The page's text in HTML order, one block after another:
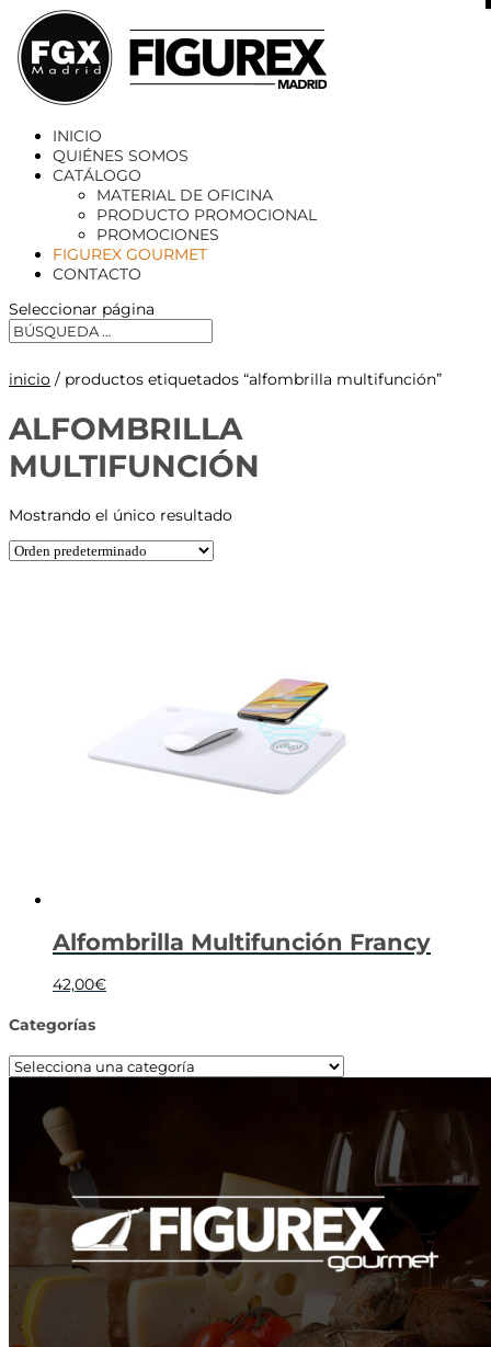
INICIO
QUIÉNES SOMOS
CATÁLOGO
MATERIAL DE OFICINA
PRODUCTO PROMOCIONAL
PROMOCIONES
FIGUREX GOURMET
CONTACTO
Seleccionar página
inicio / productos etiquetados “alfombrilla multifunción”
ALFOMBRILLA
MULTIFUNCIÓN
Mostrando el único resultado
Alfombrilla Multifunción Francy
42,00€
Categorías